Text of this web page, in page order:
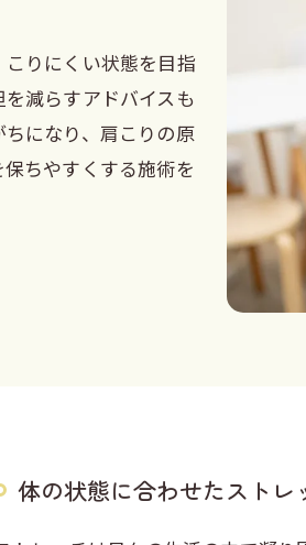
りにくい状態を目指
減らすアドバイスも
になり、肩こりの原
ちやすくする施術を
体の状態に合わせたストレ